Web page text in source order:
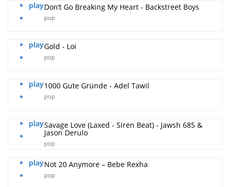
playDon’t Go Breaking My Heart - Backstreet Boys
pop
playGold - Loi
pop
play1000 Gute Gründe - Adel Tawil
pop
playSavage Love (Laxed - Siren Beat) - Jawsh 685 &
Jason Derulo
pop
playNot 20 Anymore – Bebe Rexha
pop